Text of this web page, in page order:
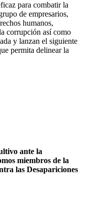
para combatir la
de empresarios,
humanos,
corrupción así como
y lanzan el siguiente
permita delinear la
ante la
miembros de la
las Desapariciones